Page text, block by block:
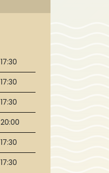
17:30
17:30
17:30
20:00
17:30
17:30